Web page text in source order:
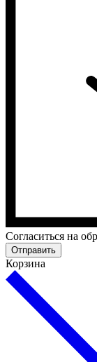
Cогласиться на
Отправить
Корзина